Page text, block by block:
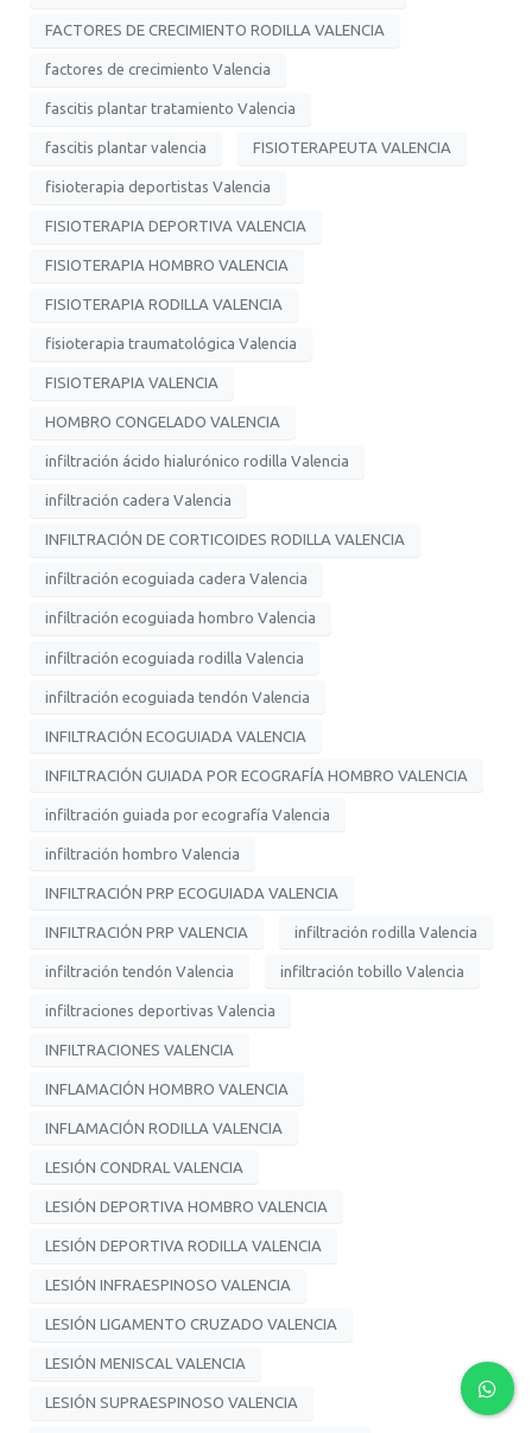
FACTORES DE CRECIMIENTO RODILLA VALENCIA
factores de crecimiento Valencia
fascitis plantar tratamiento Valencia
fascitis plantar valencia FISIOTERAPEUTA VALENCIA
fisioterapia deportistas Valencia
FISIOTERAPIA DEPORTIVA VALENCIA
FISIOTERAPIA HOMBRO VALENCIA
FISIOTERAPIA RODILLA VALENCIA
fisioterapia traumatológica Valencia
FISIOTERAPIA VALENCIA
HOMBRO CONGELADO VALENCIA
infiltración ácido hialurónico rodilla Valencia
infiltración cadera Valencia
INFILTRACIÓN DE CORTICOIDES RODILLA VALENCIA
infiltración ecoguiada cadera Valencia
infiltración ecoguiada hombro Valencia
infiltración ecoguiada rodilla Valencia
infiltración ecoguiada tendón Valencia
INFILTRACIÓN ECOGUIADA VALENCIA
INFILTRACIÓN GUIADA POR ECOGRAFÍA HOMBRO VALENCIA
infiltración guiada por ecografía Valencia
infiltración hombro Valencia
INFILTRACIÓN PRP ECOGUIADA VALENCIA
INFILTRACIÓN PRP VALENCIA infiltración rodilla Valencia
infiltración tendón Valencia infiltración tobillo Valencia
infiltraciones deportivas Valencia
INFILTRACIONES VALENCIA
INFLAMACIÓN HOMBRO VALENCIA
INFLAMACIÓN RODILLA VALENCIA
LESIÓN CONDRAL VALENCIA
LESIÓN DEPORTIVA HOMBRO VALENCIA
LESIÓN DEPORTIVA RODILLA VALENCIA
LESIÓN INFRAESPINOSO VALENCIA
LESIÓN LIGAMENTO CRUZADO VALENCIA
LESIÓN MENISCAL VALENCIA
LESIÓN SUPRAESPINOSO VALENCIA